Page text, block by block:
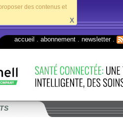
des contenus et
X
accueil abonnement newsletter.